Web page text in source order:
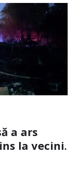
a ars
la vecini.